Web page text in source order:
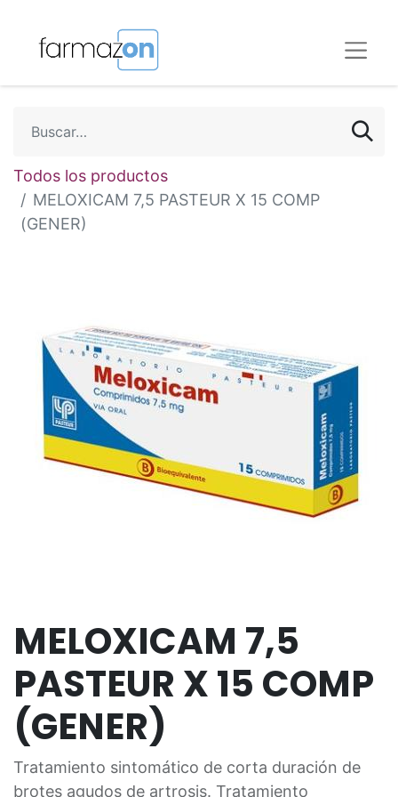
Todos los productos
MELOXICAM 7,5 PASTEUR X 15 COMP
(GENER)
MELOXICAM 7,5
PASTEUR X 15 COMP
(GENER)
Tratamiento sintomático de corta duración de
brotes agudos de artrosis. Tratamiento